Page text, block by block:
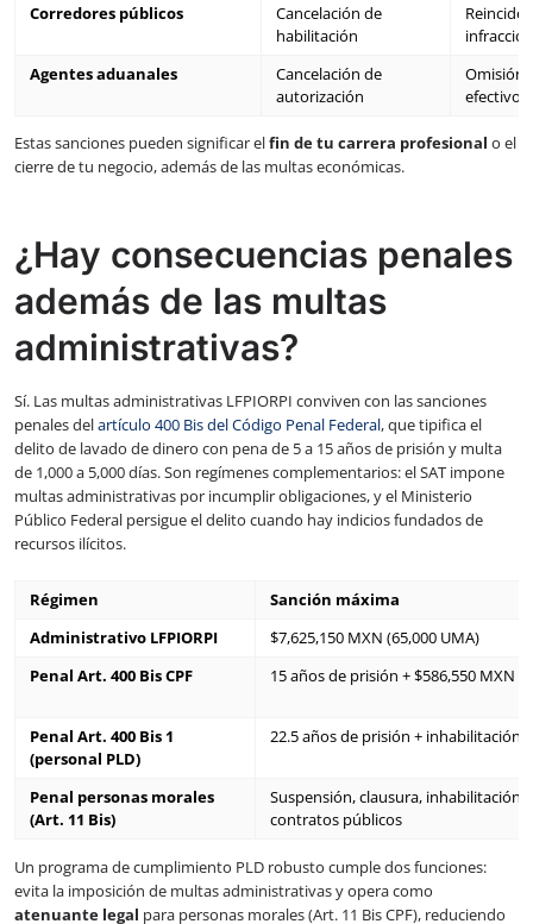
Corredores públicos
Cancelación de
habilitación
infracción
Agentes aduanales
Cancelación de
autorización
Omisión
efectivo
Estas sanciones pueden significar elfin de tu carrera profesional o el
cierre de tu negocio, además de las multas económicas.
¿Hay consecuencias penales
además de las multas
administrativas?
Sí. Las multas administrativas LFPIORPI conviven con las sanciones
penales delartículo 400 Bis del Código Penal Federal, que tipifica el
delito de lavado de dinero con pena de 5 a 15 años de prisión y multa
de 1,000 a 5,000 días. Son regímenes complementarios: el SAT impone
multas administrativas por incumplir obligaciones, y el Ministerio
Público Federal persigue el delito cuando hay indicios fundados de
recursos ilícitos.
Régimen
Sanción máxima
Administrativo LFPIORPI
$7,625,150 MXN (65,000 UMA)
Penal Art. 400 Bis CPF
15 años de prisión + $586,550 MXN
Penal Art. 400 Bis 1
(personal PLD)
22.5 años de prisión + inhabilitación
Penal personas morales
(Art. 11 Bis)
Suspensión, clausura, inhabilitación
contratos públicos
Un programa de cumplimiento PLD robusto cumple dos funciones:
evita la imposición de multas administrativas y opera como
atenuante legal para personas morales (Art. 11 Bis CPF), reduciendo